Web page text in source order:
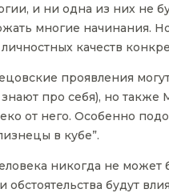
и ни одна из них не
многие начинания.
качеств
проявления
про себя), но
от него. Особенно
в кубе”.
никогда не может
обстоятельства будут